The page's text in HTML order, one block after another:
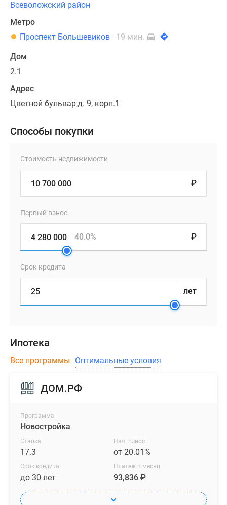
Всеволожский район
Метро
Проспект Большевиков
19 мин.
Дом
2.1
Адрес
Цветной бульвар,д. 9, корп.1
Способы покупки
Стоимость недвижимости
₽
Первый взнос
₽
40.0%
Срок кредита
лет
Ипотека
Все программы Оптимальные условия
ДОМ.РФ
Программа
Новостройка
Ставка
17.3
Нач. взнос
от 20.01%
Срок кредита
до 30 лет
Платеж в месяц
93,836 ₽